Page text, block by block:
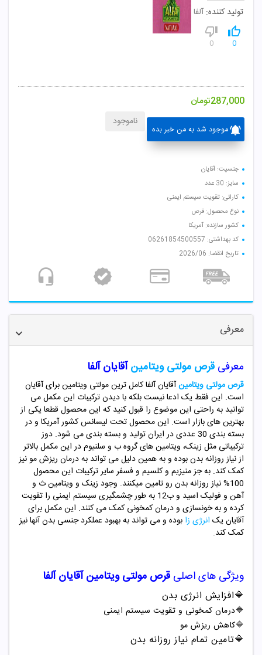
تولید کننده: آلفا
0
0
287,000تومان
موجود شد به من خبر بده
ناموجود
جنسیت: آقایان
سایز: 30 عدد
کارائی: تقویت سیستم ایمنی
نوع محصول: قرص
کشور سازنده: آمریکا
کد بهداشتی: 06261854500557
تاریخ انقضا: 2026/06
معرفی
معرفی قرص مولتی ویتامینآقایان آلفا
قرص مولتی ویتامینآقایان آلفا کامل ترین مولتی ویتامین برای آقایان
است. این فقط یک ادعا نیست بلکه با دیدن ترکیبات این مکمل می
توانید به راحتی این موضوع را قبول کنید که این محصول قطعا یکی از
بهترین های بازار است. این محصول تحت لیسانس کشور آمریکا و در
بسته بندی 30 عددی در ایران تولید و بسته بندی می شود. دوز
ترکیباتی مثل زینک، ویتامین های گروه ب و سلنیوم در این مکمل بالاتر
از نیاز روزانه بدن بوده و به همین دلیل می تواند به درمان ریزش مو نیز
کمک کند. به جز منیزیم و کلسیم و فسفر سایر ترکیبات این محصول
100% نیاز روزانه بدن رو تامین میکنند. وجود زینک و ویتامین ث و
آهن و فولیک اسید و ب12 به طور چشمگیری سیستم ایمنی را تقویت
کرده و به خونسازی و درمان کمخونی کمک می کنند. این مکمل برای
آقایان یک انرژی زا بوده و می تواند به بهبود عملکرد جنسی بدن آنها نیز
کمک کند.
ویژگی های اصلی قرص مولتیویتامین آقایان آلفا
🔷افزایش انرژی بدن
🔷درمان کمخونی و تقویت سیستم ایمنی
🔷کاهش ریزش مو
🔷تامین تمام نیاز روزانه بدن